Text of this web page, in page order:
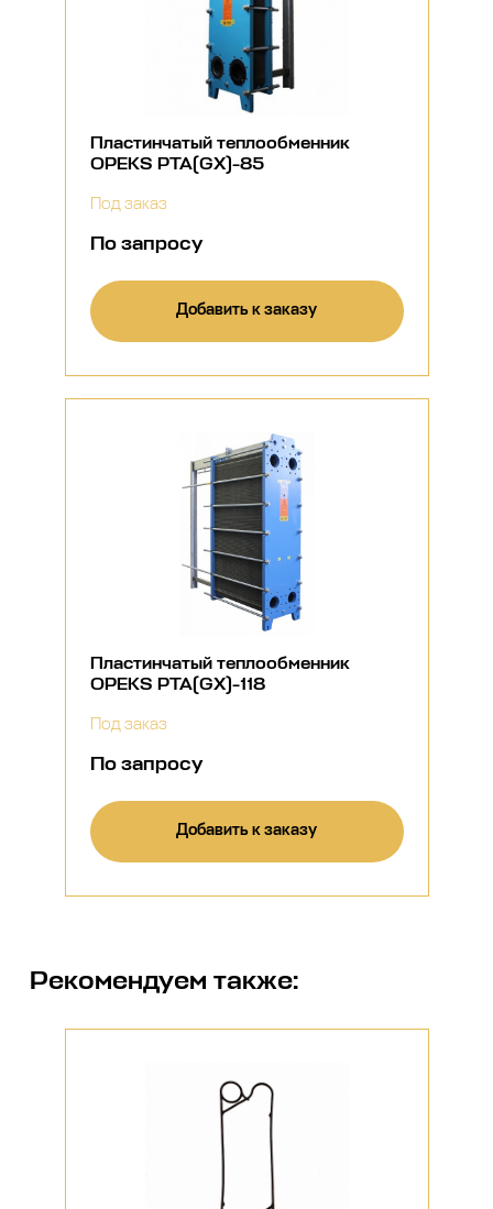
Пластинчатый теплообменник
OPEKS PTA(GX)-85
Под заказ
По запросу
Добавить к заказу
Пластинчатый теплообменник
OPEKS PTA(GX)-118
Под заказ
По запросу
Добавить к заказу
Рекомендуем также: